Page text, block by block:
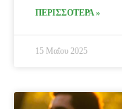
ΠΕΡΙΣΣΟΤΕΡΑ »
15 Μαΐου 2025